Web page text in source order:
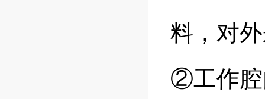
料，对
②工作腔